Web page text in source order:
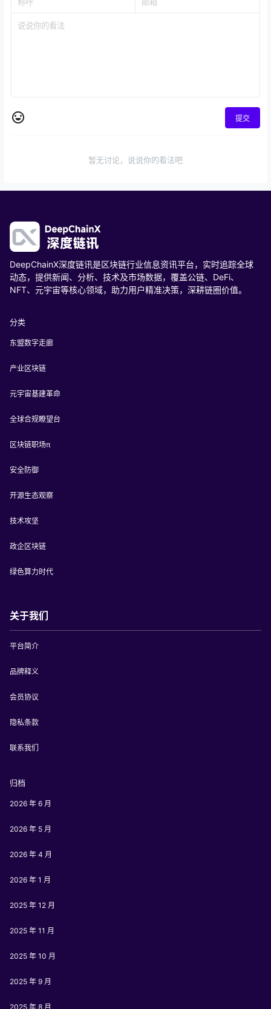
提交
暂无讨论，说说你的看法吧
DeepChainX深度链讯是区块链行业信息资讯平台，实时追踪全球
动态，提供新闻、分析、技术及市场数据，覆盖公链、DeFi、
NFT、元宇宙等核心领域，助力用户精准决策，深耕链圈价值。
分类
东盟数字走廊
产业区块链
元宇宙基建革命
全球合规瞭望台
区块链职场π
安全防御
开源生态观察
技术攻坚
政企区块链
绿色算力时代
关于我们
平台简介
品牌释义
会员协议
隐私条款
联系我们
归档
2026 年 6 月
2026 年 5 月
2026 年 4 月
2026 年 1 月
2025 年 12 月
2025 年 11 月
2025 年 10 月
2025 年 9 月
2025 年 8 月